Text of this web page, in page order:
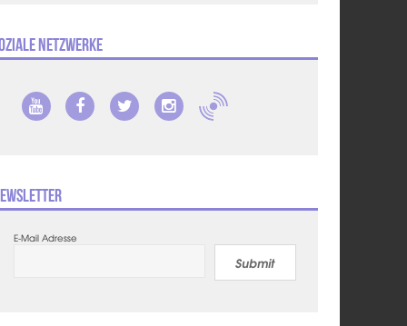
Netzwerke
E-Mail Adresse
Submit